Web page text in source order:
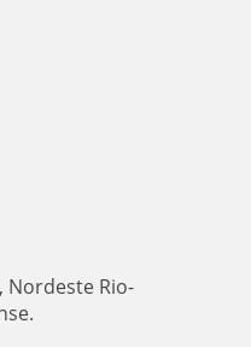
Nordeste Rio-